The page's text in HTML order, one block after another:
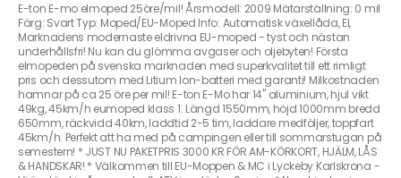
E-ton E-mo elmoped 25öre/mil! Årsmodell: 2009 Mätarställning: 0 mil
Färg: Svart Typ: Moped/EU-Moped Info: Automatisk växellåda, El,
Marknadens modernaste eldrivna EU-moped - tyst och nästan
underhållsfri! Nu kan du glömma avgaser och oljebyten! Första
elmopeden på svenska marknaden med superkvalitet till ett rimligt
pris och dessutom med Litium Ion-batteri med garanti! Milkostnaden
hamnar på ca 25 öre per mil! E-ton E-Mo har 14" aluminium, hjul vikt
49kg, 45km/h eumoped klass 1. Längd 1550mm, höjd 1000mm bredd
650mm, räckvidd 40km, laddtid 2-5 tim, laddare medföljer, toppfart
45km/h. Perfekt att ha med på campingen eller till sommarstugan på
semestern! * JUST NU PAKETPRIS 3000 KR FÖR AM-KÖRKORT, HJÄLM, LÅS
& HANDSKAR! * Välkommen till EU-Moppen & MC i Lyckeby Karlskrona -